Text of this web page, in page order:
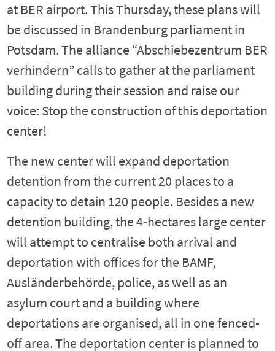
at BER airport. This Thursday, these plans will
be discussed in Brandenburg parliament in
Potsdam. The alliance “Abschiebezentrum BER
verhindern” calls to gather at the parliament
building during their session and raise our
voice: Stop the construction of this deportation
center!
The new center will expand deportation
detention from the current 20 places to a
capacity to detain 120 people. Besides a new
detention building, the 4-hectares large center
will attempt to centralise both arrival and
deportation with offices for the BAMF,
Ausländerbehörde, police, as well as an
asylum court and a building where
deportations are organised, all in one fenced-
off area. The deportation center is planned to